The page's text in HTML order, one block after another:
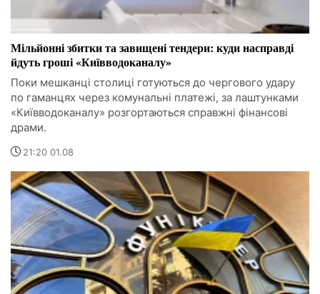
Мільйонні збитки та завищені тендери: куди насправді
йдуть гроші «Київводоканалу»
Поки мешканці столиці готуються до чергового удару
по гаманцях через комунальні платежі, за лаштунками
«Київводоканалу» розгортаються справжні фінансові
драми.
21:20 01.08